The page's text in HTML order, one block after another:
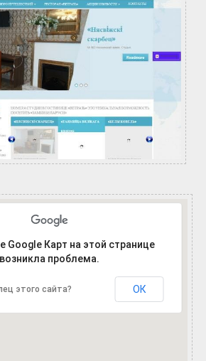
Google Карт на этой странице
возникла проблема.
этого сайта? ОК